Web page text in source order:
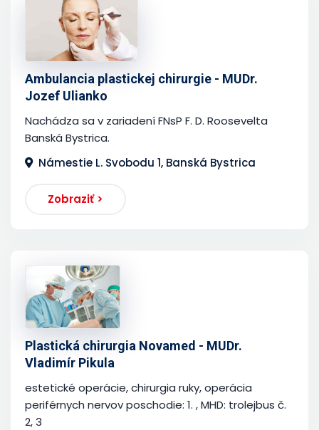
Ambulancia plastickej chirurgie - MUDr.
Jozef Ulianko
Nachádza sa v zariadení FNsP F. D. Roosevelta
Banská Bystrica.
Námestie L. Svobodu 1, Banská Bystrica
Zobraziť >
Plastická chirurgia Novamed - MUDr.
Vladimír Pikula
estetické operácie, chirurgia ruky, operácia
periférnych nervov poschodie: 1. , MHD: trolejbus č.
2, 3